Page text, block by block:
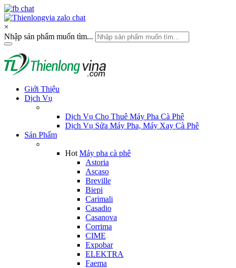
×
Nhập sản phẩm muốn tìm...
Giới Thiệu
Dịch Vụ
Dịch Vụ Cho Thuê Máy Pha Cà Phê
Dịch Vụ Sửa Máy Pha, Máy Xay Cà Phê
Sản Phẩm
Hot Máy pha cà phê
Astoria
Ascaso
Breville
Biepi
Carimali
Casadio
Casanova
Corrima
CIME
Expobar
ELEKTRA
Faema